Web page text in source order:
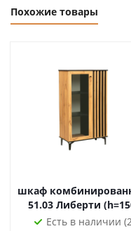
Похожие товары
шкаф
51.03 Либерти
Есть в наличии